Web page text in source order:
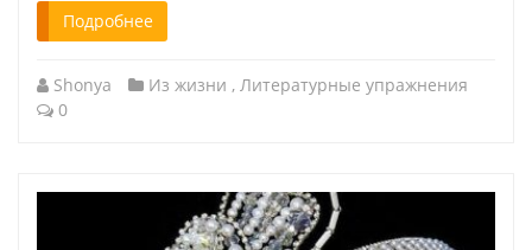
Подробнее
Shonya Из жизни , Литературные упражнения
0